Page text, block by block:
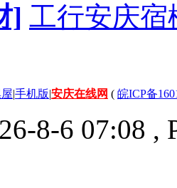
] 工行安庆宿
|手机版|安庆在线网 ( 皖ICP备
8-6 07:08 ,